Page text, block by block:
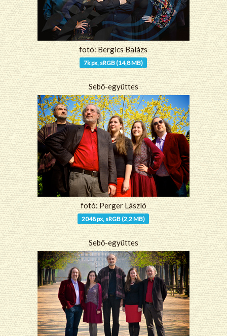
fotó: Bergics Balázs
7k px, sRGB (14,8 MB)
Sebő-együttes
fotó: Perger László
2048 px, sRGB (2,2 MB)
Sebő-együttes